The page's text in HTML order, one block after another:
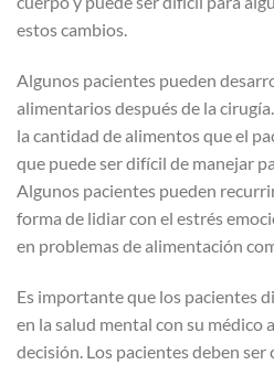
estos cambios.
Algunos pacientes pueden
alimentarios después de la
la cantidad de alimentos que el
que puede ser difícil de manejar
Algunos pacientes pueden
forma de lidiar con el estrés
en problemas de alimentación
Es importante que los pacientes
en la salud mental con su médico
decisión. Los pacientes deben ser